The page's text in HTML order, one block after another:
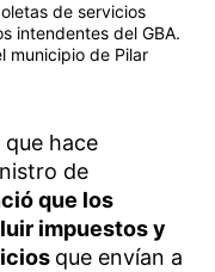
de servicios
intendentes del GBA.
municipio de Pilar
hace
de
que los
impuestos y
que envían a